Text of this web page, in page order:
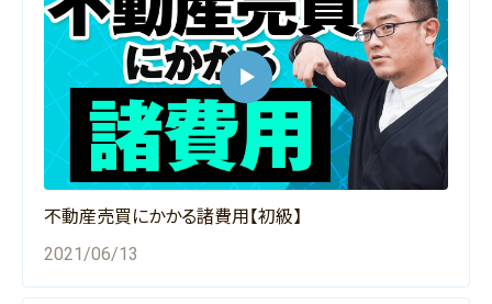
不動産売買にかかる諸費用【初級】
2021/06/13